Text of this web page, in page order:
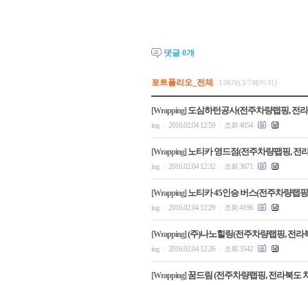
댓글 0개
포트폴리오_전체 136개(3/7페이지)
[Wrapping] 도심하턴공사(전주차량랩핑, 전
ing 2016.02.04 12:59 조회 4054
[Wrapping] 노티카 영드점(전주차량팹핑, 전
ing 2016.02.04 12:32 조회 3671
[Wrapping] 노티카 45인승 버스(전주차량랩
ing 2016.02.04 12:29 조회 4196
[Wrapping] (주)나노힐링(전주차량랩핑, 전라
ing 2016.02.04 12:26 조회 3542
[Wrapping] 꿈드림 (전주차량랩핑, 전라북도